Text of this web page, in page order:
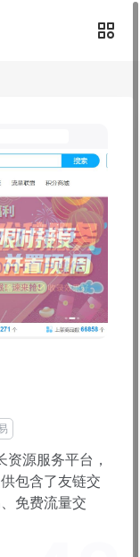
源服务平台，
包含了友链交
免费流量交